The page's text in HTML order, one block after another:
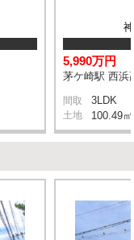
5,990万円
茅ケ崎駅 西浜
間取 3LDK
土地 100.49㎡